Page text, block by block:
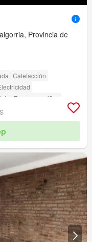
Provincia de
Calefacción
Zona para niños